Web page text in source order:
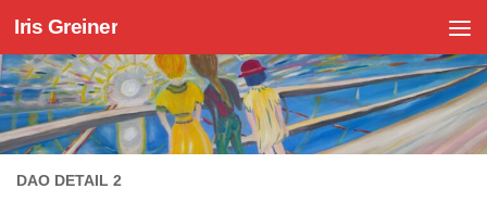
Zum Inhalt springen
Iris Greiner
DAO DETAIL 2